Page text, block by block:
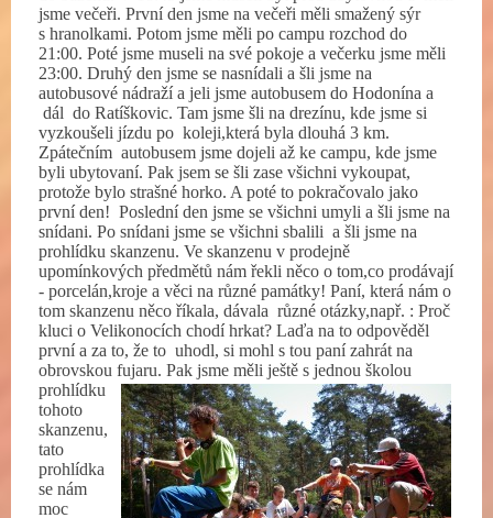
jsme večeři. První den jsme na večeři měli smažený sýr
s hranolkami. Potom jsme měli po campu rozchod do
21:00. Poté jsme museli na své pokoje a večerku jsme měli
23:00. Druhý den jsme se nasnídali a šli jsme na
autobusové nádraží a jeli jsme autobusem do Hodonína a
dál do Ratíškovic. Tam jsme šli na drezínu, kde jsme si
vyzkoušeli jízdu po koleji,která byla dlouhá 3 km.
Zpátečním autobusem jsme dojeli až ke campu, kde jsme
byli ubytovaní. Pak jsem se šli zase všichni vykoupat,
protože bylo strašné horko. A poté to pokračovalo jako
první den! Poslední den jsme se všichni umyli a šli jsme na
snídani. Po snídani jsme se všichni sbalili a šli jsme na
prohlídku skanzenu. Ve skanzenu v prodejně
upomínkových předmětů nám řekli něco o tom,co prodávají
- porcelán,kroje a věci na různé památky! Paní, která nám o
tom skanzenu něco říkala, dávala různé otázky,např. : Proč
kluci o Velikonocích chodí hrkat? Laďa na to odpověděl
první a za to, že to uhodl, si mohl s tou paní zahrát na
obrovskou fujaru. Pak jsme měli ještě s jednou školou
prohlídku
tohoto
skanzenu,
tato
prohlídka
se nám
moc